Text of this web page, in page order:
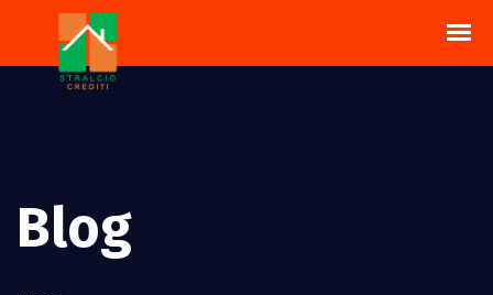
Blog